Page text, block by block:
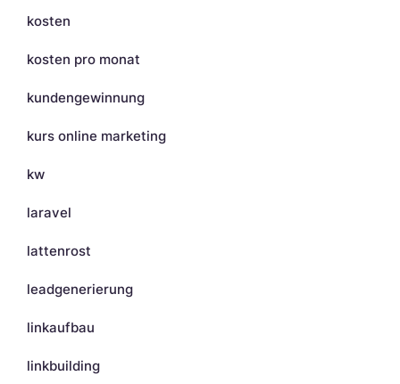
kosten
kosten pro monat
kundengewinnung
kurs online marketing
kw
laravel
lattenrost
leadgenerierung
linkaufbau
linkbuilding